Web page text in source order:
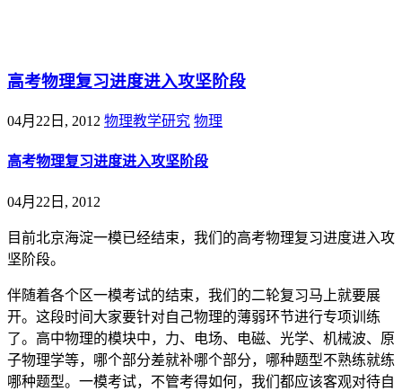
高考物理复习进度进入攻坚阶段
04月22日, 2012 物理教学研究 物理
高考物理复习进度进入攻坚阶段
04月22日, 2012
目前北京海淀一模已经结束，我们的高考物理复习进度进入攻
坚阶段。
伴随着各个区一模考试的结束，我们的二轮复习马上就要展
开。这段时间大家要针对自己物理的薄弱环节进行专项训练
了。高中物理的模块中，力、电场、电磁、光学、机械波、原
子物理学等，哪个部分差就补哪个部分，哪种题型不熟练就练
哪种题型。一模考试，不管考得如何，我们都应该客观对待自